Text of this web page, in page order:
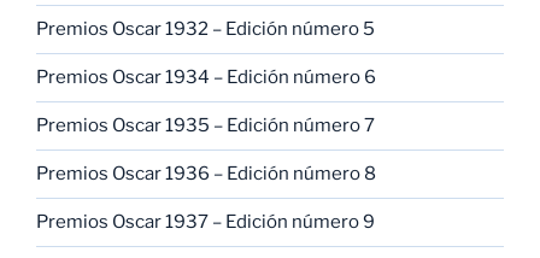
Premios Oscar 1932 – Edición número 5
Premios Oscar 1934 – Edición número 6
Premios Oscar 1935 – Edición número 7
Premios Oscar 1936 – Edición número 8
Premios Oscar 1937 – Edición número 9